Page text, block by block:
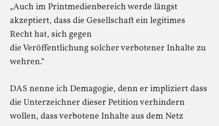
„Auch im Printmedienbereich werde längst
akzeptiert, dass die Gesellschaft ein legitimes
Recht hat, sich gegen
die Veröffentlichung solcher verbotener Inhalte zu
wehren.“
DAS nenne ich Demagogie, denn er impliziert dass
die Unterzeichner dieser Petition verhindern
wollen, dass verbotene Inhalte aus dem Netz